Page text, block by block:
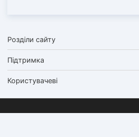
Розділи сайту
Підтримка
Користувачеві